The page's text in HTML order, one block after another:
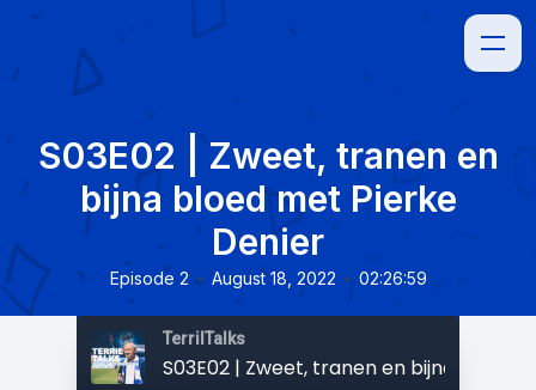
S03E02 | Zweet, tranen en
bijna bloed met Pierke
Denier
Episode 2 • August 18, 2022 • 02:26:59
TerrilTalks